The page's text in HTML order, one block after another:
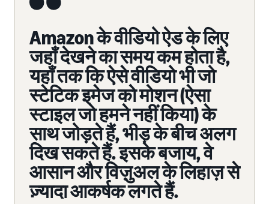
Amazon के वीडियो ऐड के लिए
जहाँ देखने का समय कम होता है,
यहाँ तक कि ऐसे वीडियो भी जो
स्टेटिक इमेज को मोशन (ऐसा
स्टाइल जो हमने नहीं किया) के
साथ जोड़ते हैं, भीड़ के बीच अलग
दिख सकते हैं. इसके बजाय, वे
आसान और विज़ुअल के लिहाज़ से
ज़्यादा आकर्षक लगते हैं.